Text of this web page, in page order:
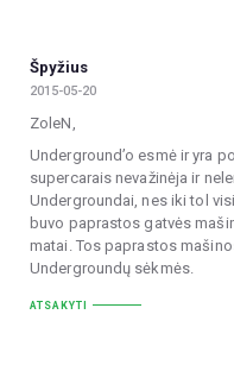
Špyžius
2015-05-20
ZoleN,
Underground’o esmė ir yra
supercarais nevažinėja ir
Undergroundai, nes iki tol
buvo paprastos gatvės
matai. Tos paprastos
Undergroundų sėkmės.
ATSAKYTI